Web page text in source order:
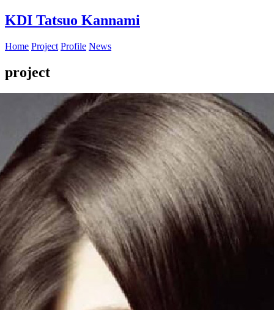
KDI Tatsuo Kannami
Home Project Profile News
project